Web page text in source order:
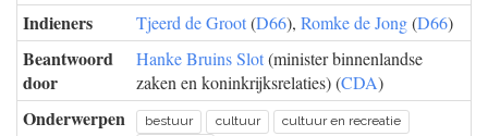
Indieners Tjeerd de Groot(D66), Romke de Jong(D66)
Beantwoord
door
Hanke Bruins Slot(minister binnenlandse
zaken en koninkrijksrelaties) (CDA)
Onderwerpen bestuur cultuur
cultuur en recreatie